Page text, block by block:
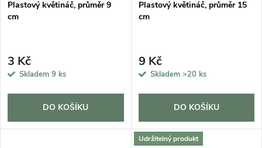
p
o
d
u
p
r
o
d
Plastový květináč, průměr 9
cm
3 Kč
Skladem 9 ks
DO KOŠÍKU
Plastový květináč, průměr 15
cm
9 Kč
Skladem >20 ks
DO KOŠÍKU
Udržitelný produkt